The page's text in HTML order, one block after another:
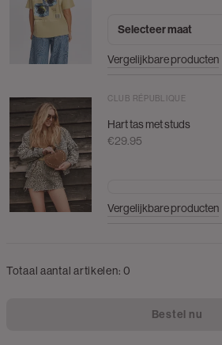
Selecteer maat
Vergelijkbare producten
CLUB RÉPUBLIQUE
Hart tas met studs
€29.95
Vergelijkbare producten
Totaal aantal artikelen:0
Bestel nu